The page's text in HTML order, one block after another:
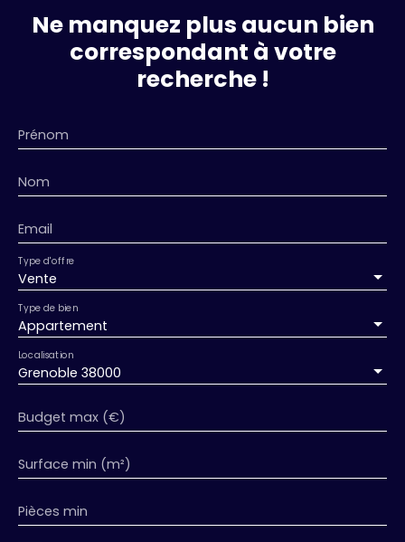
Ne manquez plus aucun bien
correspondant à votre
recherche !
Prénom
Nom
Email
Vente
Type d'offre
Appartement
Type de bien
Grenoble 38000
Localisation
Budget max (€)
Surface min (m²)
Pièces min